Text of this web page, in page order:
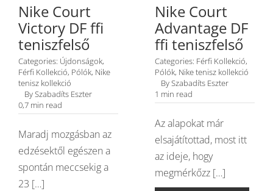
Nike Court
Victory DF ffi
teniszfelső
Categories: Újdonságok,
Férfi Kollekció, Pólók, Nike
tenisz kollekció
BySzabadíts Eszter
0,7 min read
Maradj mozgásban az
edzésektől egészen a
spontán meccsekig a
23 […]
Nike Court
Advantage DF
ffi teniszfelső
Categories: Férfi Kollekció,
Pólók, Nike tenisz kollekció
BySzabadíts Eszter
1 min read
Az alapokat már
elsajátítottad, most itt
az ideje, hogy
megmérkőzz […]